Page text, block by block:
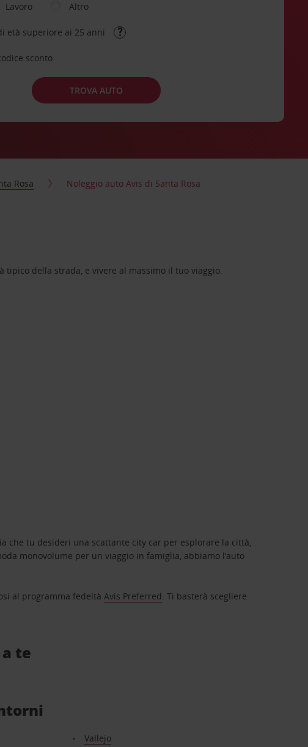
Lavoro Altro
età superiore ai 25 anni
sconto
TROVA AUTO
Rosa Noleggio auto Avis di Santa Rosa
tipico della strada, e vivere al massimo il tuo viaggio.
che tu desideri una scattante city car per esplorare la città,
monovolume per un viaggio in famiglia, abbiamo l’auto
al programma fedeltàAvis Preferred. Ti basterà scegliere
te
Vallejo